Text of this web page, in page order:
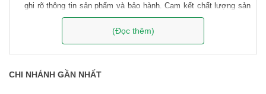
ghi rõ thông tin sản phẩm và bảo hành. Cam kết chất lượng sản
phẩm với thời gian bảo hành lâu nhất.
https://www.toanthang.com.vn/bon-nuoc-inox.html
(Đọc thêm)
CHI NHÁNH GẦN NHẤT